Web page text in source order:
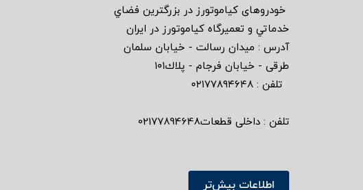
خودروهاى كياموتورز در بزرگترين فضاي
خدماتي و تعميرگاه كياموتورز در ايران
آدرس : ميدان رسالت - خيابان سلمان
طرقى - خيابان فرجام - پلاك١٠١
تلفن : ٠٢١٧٧٨٩٤٦٤٨
تلفن : داخلی قطعات02177894648
اطلاعات بیش‌تر